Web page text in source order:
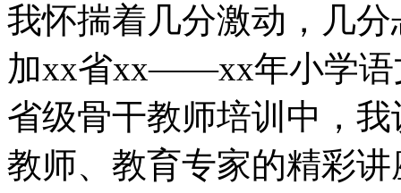
我怀揣着几分激动，几
加xx省xx——xx年小学语
省级骨干教师培训中，
教师、教育专家的精彩